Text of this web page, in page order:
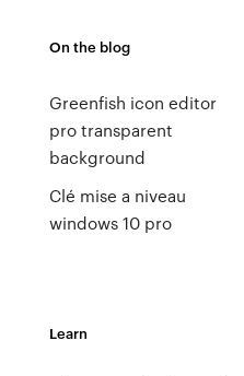
On the blog
Greenfish icon editor
pro transparent
background
Clé mise a niveau
windows 10 pro
Learn